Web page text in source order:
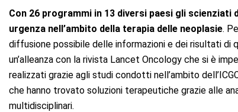
Con 26 programmi in 13 diversi paesi gli scienziati
urgenza nell’ambito della terapia delle neoplasie.
diffusione possibile delle informazioni e dei risultati
un’alleanza con la rivista Lancet Oncology che si è
realizzati grazie agli studi condotti nell’ambito
che hanno trovato soluzioni terapeutiche grazie alle
multidisciplinari.